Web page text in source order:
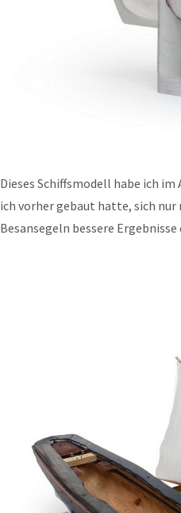
Dieses Schiffsmodell habe ich
ich vorher gebaut hatte, sich
Besansegeln bessere Ergebnisse